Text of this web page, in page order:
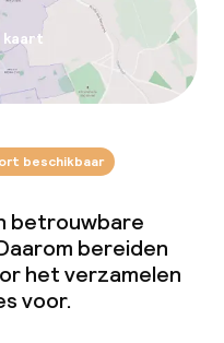
kaart
beschikbaar
betrouwbare
bereiden
het verzamelen
voor.